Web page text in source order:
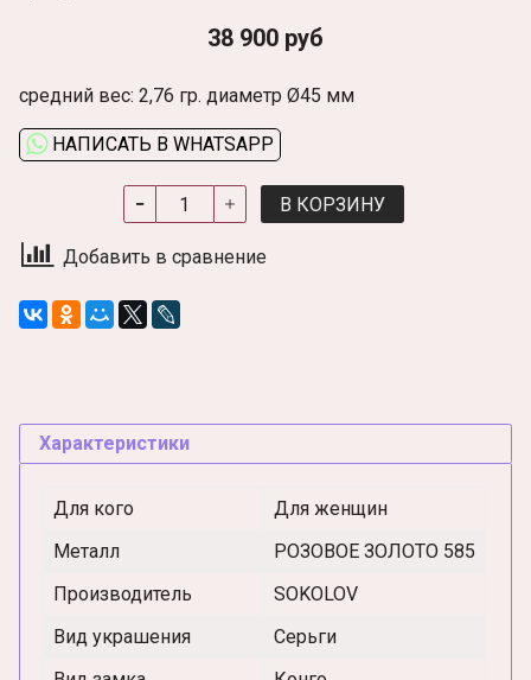
38 900 руб
средний вес: 2,76 гр. диаметр Ø45 мм
НАПИСАТЬ В WHATSAPP
В КОРЗИНУ
Добавить в сравнение
Характеристики
Для кого
Для женщин
Металл
РОЗОВОЕ ЗОЛОТО 585
Производитель
SOKOLOV
Вид украшения
Серьги